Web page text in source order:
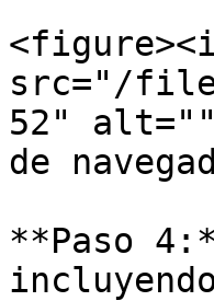
src="/
52"
de
**Paso